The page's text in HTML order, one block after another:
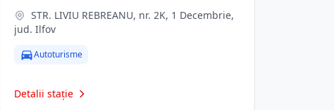
STR. LIVIU REBREANU, nr. 2K, 1 Decembrie,
jud. Ilfov
Autoturisme
Detalii stație